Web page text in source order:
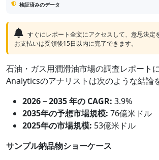
検証済みのデータ
すぐにレポート全文にアクセスして、意思決定
お支払いは受領後15日以内に完了できます。
石油・ガス用潤滑油市場の調査レポート
Analyticsのアナリストは次のような結論
2026－2035 年の CAGR: 3.9%
2035年の予想市場規模: 76億米ドル
2025年の市場規模: 53億米ドル
サンプル納品物ショーケース